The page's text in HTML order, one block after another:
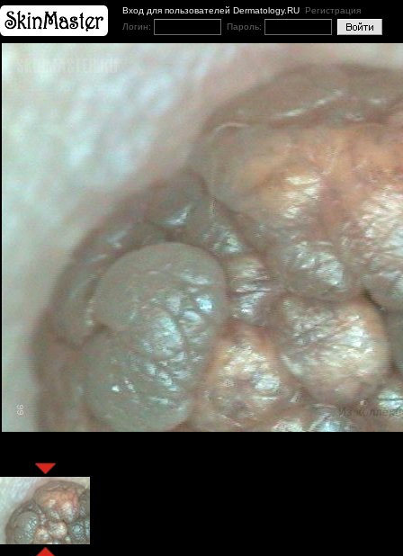
Вход для пользователей Dermatology.RU Регистрация
Логин:
Пароль: